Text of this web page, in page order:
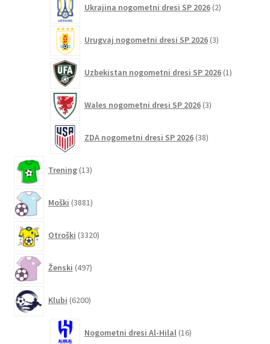
Ukrajina nogometni dresi SP 2026 2izdelka
Urugvaj nogometni dresi SP 2026 3izdelki
Uzbekistan nogometni dresi SP 2026 1izdelek
Wales nogometni dresi SP 2026 3izdelki
ZDA nogometni dresi SP 2026 38izdelkov
Trening 13izdelkov
Moški 3881izdelkov
Otroški 3320izdelkov
Ženski 497izdelkov
Klubi 6200izdelkov
Nogometni dresi Al-Hilal 16izdelkov